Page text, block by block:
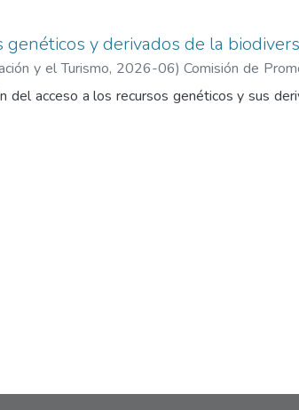
genéticos y derivados de la
y el Turismo, 2026-06)Comisión de
del acceso a los recursos genéticos y sus